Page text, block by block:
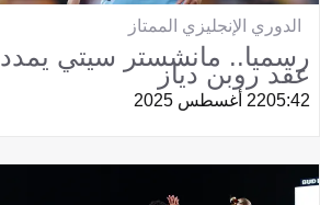
الدوري الإنجليزي الممتاز
رسميا.. مانشستر سيتي يمدد
عقد روبن دياز
05:4222 أغسطس 2025